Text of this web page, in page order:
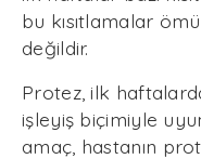
bu kısıtlamalar
değildir.
Protez, ilk
işleyiş biçimiyle
amaç, hastanın